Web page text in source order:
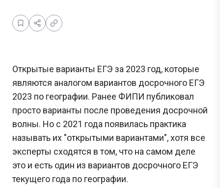
Открытые варианты ЕГЭ за 2023 год, которые
являются аналогом вариантов досрочного ЕГЭ
2023 по географии. Ранее ФИПИ публиковал
просто варианты после проведения досрочной
волны. Но с 2021 года появилась практика
называть их "открытыми вариантами", хотя все
эксперты сходятся в том, что на самом деле
это и есть один из вариантов досрочного ЕГЭ
текущего года по географии.